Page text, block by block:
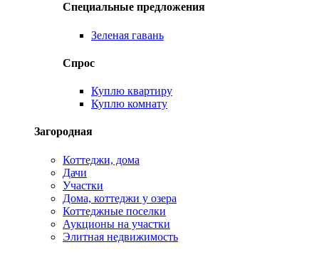
Специальные предложения
Зеленая гавань
Спрос
Куплю квартиру
Куплю комнату
Загородная
Коттеджи, дома
Дачи
Участки
Дома, коттеджи у озера
Коттеджные поселки
Аукционы на участки
Элитная недвижимость